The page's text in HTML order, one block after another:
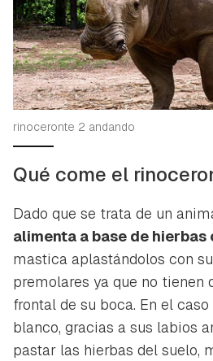
rinoceronte 2 andando
Qué come el
Dado que se trata de un
alimenta a base de hierbas
mastica aplastándolos con
premolares ya que no tienen
frontal de su boca. En el
blanco, gracias a sus labios
pastar las hierbas del suelo,